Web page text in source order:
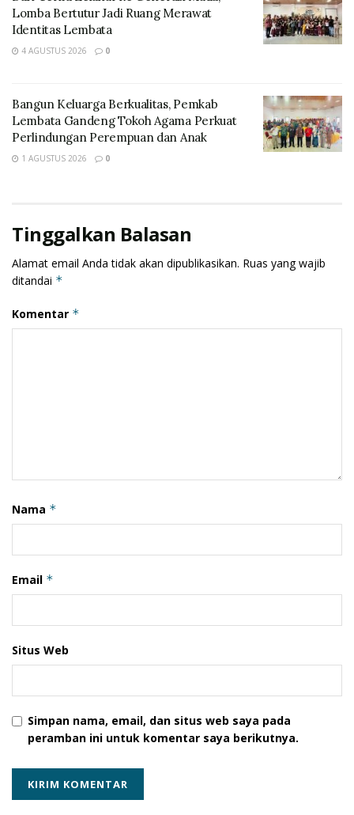
Jalur Adonara Barat – Adonara Tengah
Tags: Adonara Barat Adonara Tengah Cuaca ekstrem
Lomba Bertutur Jadi Ruang Merawat
Identitas Lembata
4 AGUSTUS 2026 0
Bangun Keluarga Berkualitas, Pemkab
Lembata Gandeng Tokoh Agama Perkuat
Perlindungan Perempuan dan Anak
1 AGUSTUS 2026 0
Tinggalkan Balasan
Alamat email Anda tidak akan dipublikasikan. Ruas yang wajib
ditandai *
Komentar *
Nama *
Email *
Situs Web
Simpan nama, email, dan situs web saya pada
peramban ini untuk komentar saya berikutnya.